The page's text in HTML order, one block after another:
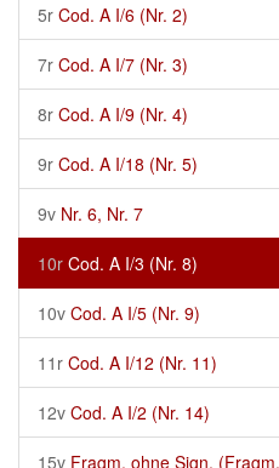
5r Cod. A I/6 (Nr. 2)
7r Cod. A I/7 (Nr. 3)
8r Cod. A I/9 (Nr. 4)
9r Cod. A I/18 (Nr. 5)
9v Nr. 6, Nr. 7
10r Cod. A I/3 (Nr. 8)
10v Cod. A I/5 (Nr. 9)
11r Cod. A I/12 (Nr. 11)
12v Cod. A I/2 (Nr. 14)
15v Fragm. ohne Sign.